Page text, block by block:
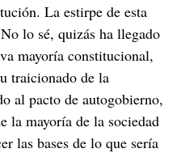
La estirpe de esta
lo sé, quizás ha llegado
mayoría constitucional,
traicionado de la
al pacto de autogobierno,
la mayoría de la sociedad
las bases de lo que sería